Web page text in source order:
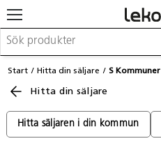
Möbler & inredning
Lekplatsutrustning & utemiljö
Skapa
Leka
Lära
Barnvagnar & småbarnsartiklar
Start Hitta din säljare S Kommuner
Hitta din säljare
Hitta säljaren i din kommun